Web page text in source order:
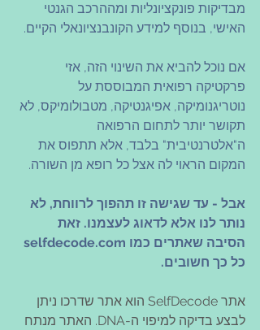
מבדיקות פונקציונליות ומההרכב הגנטי
האישי, בנוסף למידע הקונבנציונאלי הקיים.
אם נוכל להביא את השינוי הזה, אזי
פרקטיקה רפואית המבוססת על
נוטריגנומיקה, אפיגנטיקה, מטבולומיקס, לא
תקושר יותר לתחום הרפואה
ה"אלטרנטיבית" בלבד, אלא תתפוס את
המקום הראוי לה אצל כל רופא מן השורה.
אבל - עד שגישה זו תהפוך לרווחת, לא
נותר לנו אלא לדאוג לעצמנו. זאת
כל כך חשובים.
אתר SelfDecode הוא אתר שדרכו ניתן
לבצע בדיקה למיפוי ה-DNA. האתר מנתח